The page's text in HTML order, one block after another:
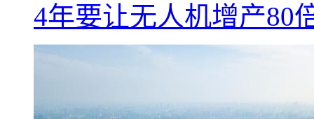
4年要让无人机增产80